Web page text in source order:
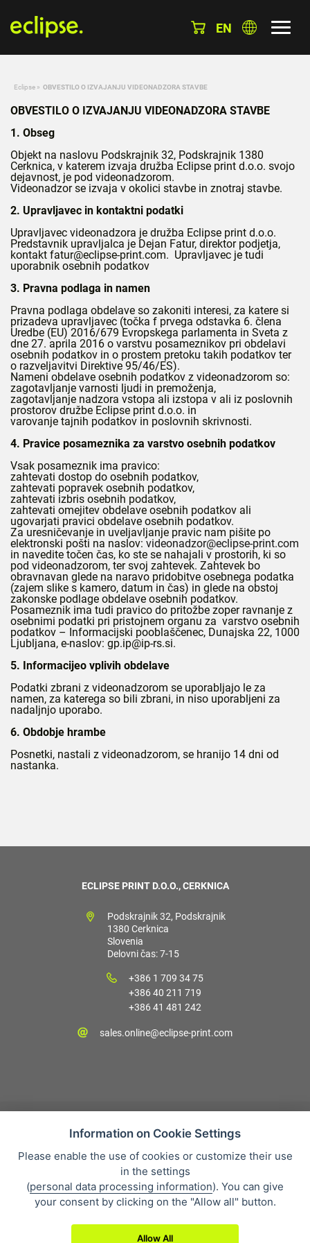
EN
Eclipse » OBVESTILO O IZVAJANJU VIDEONADZORA STAVBE
OBVESTILO O IZVAJANJU VIDEONADZORA STAVBE
1. Obseg
Objekt na naslovu Podskrajnik 32, Podskrajnik 1380
Cerknica, v katerem izvaja družba Eclipse print d.o.o. svojo
dejavnost, je pod videonadzorom.
Videonadzor se izvaja v okolici stavbe in znotraj stavbe.
2. Upravljavec in kontaktni podatki
Upravljavec videonadzora je družba Eclipse print d.o.o.
Predstavnik upravljalca je Dejan Fatur, direktor podjetja,
kontakt fatur@eclipse-print.com. Upravljavec je tudi
uporabnik osebnih podatkov
3. Pravna podlaga in namen
Pravna podlaga obdelave so zakoniti interesi, za katere si
prizadeva upravljavec (točka f prvega odstavka 6. člena
Uredbe (EU) 2016/679 Evropskega parlamenta in Sveta z
dne 27. aprila 2016 o varstvu posameznikov pri obdelavi
osebnih podatkov in o prostem pretoku takih podatkov ter
o razveljavitvi Direktive 95/46/ES).
Nameni obdelave osebnih podatkov z videonadzorom so:
zagotavljanje varnosti ljudi in premoženja,
zagotavljanje nadzora vstopa ali izstopa v ali iz poslovnih
prostorov družbe Eclipse print d.o.o. in
varovanje tajnih podatkov in poslovnih skrivnosti.
4. Pravice posameznika za varstvo osebnih podatkov
Vsak posameznik ima pravico:
zahtevati dostop do osebnih podatkov,
zahtevati popravek osebnih podatkov,
zahtevati izbris osebnih podatkov,
zahtevati omejitev obdelave osebnih podatkov ali
ugovarjati pravici obdelave osebnih podatkov.
Za uresničevanje in uveljavljanje pravic nam pišite po
elektronski pošti na naslov: videonadzor@eclipse-print.com
in navedite točen čas, ko ste se nahajali v prostorih, ki so
pod videonadzorom, ter svoj zahtevek. Zahtevek bo
obravnavan glede na naravo pridobitve osebnega podatka
(zajem slike s kamero, datum in čas) in glede na obstoj
zakonske podlage obdelave osebnih podatkov.
Posameznik ima tudi pravico do pritožbe zoper ravnanje z
osebnimi podatki pri pristojnem organu za varstvo osebnih
podatkov – Informacijski pooblaščenec, Dunajska 22, 1000
Ljubljana, e-naslov: gp.ip@ip-rs.si.
5. Informacijeo vplivih obdelave
Podatki zbrani z videonadzorom se uporabljajo le za
namen, za katerega so bili zbrani, in niso uporabljeni za
nadaljnjo uporabo.
6. Obdobje hrambe
Posnetki, nastali z videonadzorom, se hranijo 14 dni od
nastanka.
ECLIPSE PRINT D.O.O., CERKNICA
Podskrajnik 32, Podskrajnik
1380 Cerknica
Slovenia
Delovni čas: 7-15
+386 1 709 34 75
+386 40 211 719
+386 41 481 242
sales.online@eclipse-print.com
Prodajni pogoji
Varstvo osebnih podatkov
O nas
Whistleblowing
Information on Cookie Settings
Please enable the use of cookies or customize their use
in the settings
(personal data processing information). You can give
your consent by clicking on the "Allow all" button.
Allow All